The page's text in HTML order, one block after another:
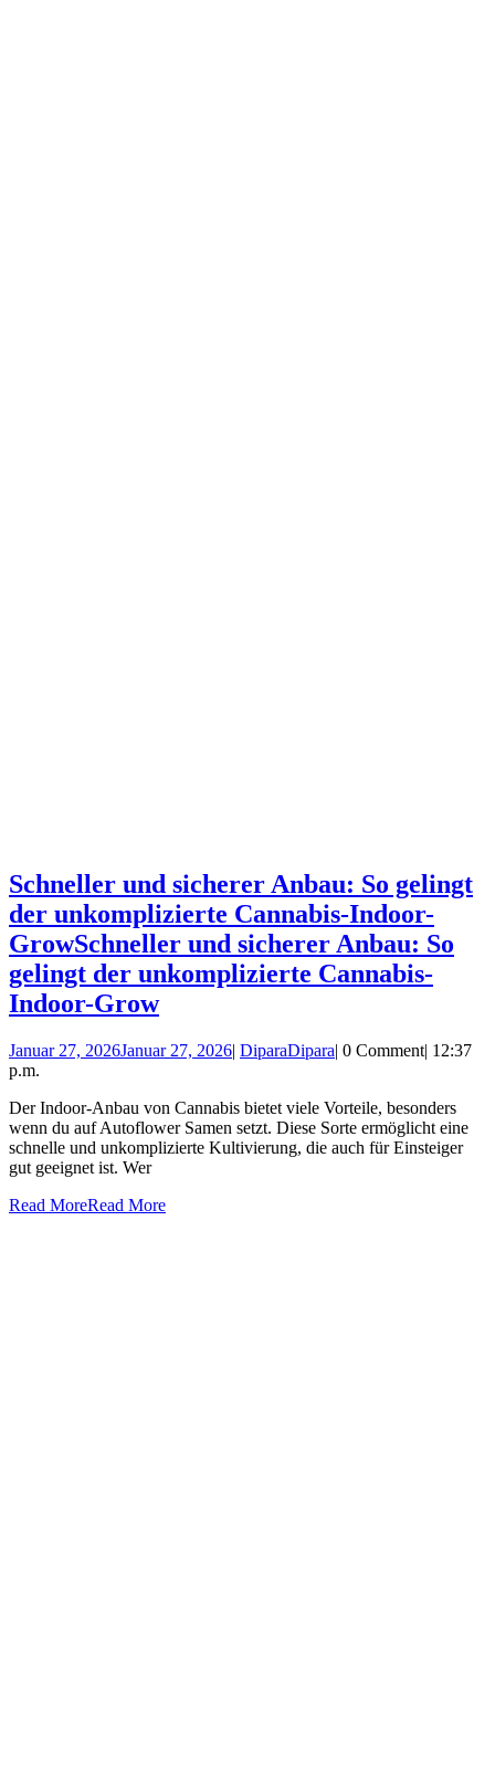
Schneller und sicherer Anbau: So gelingt
der unkomplizierte Cannabis-Indoor-
GrowSchneller und sicherer Anbau: So
gelingt der unkomplizierte Cannabis-
Indoor-Grow
Januar 27, 2026Januar 27, 2026| DiparaDipara| 0 Comment| 12:37
p.m.
Der Indoor-Anbau von Cannabis bietet viele Vorteile, besonders
wenn du auf Autoflower Samen setzt. Diese Sorte ermöglicht eine
schnelle und unkomplizierte Kultivierung, die auch für Einsteiger
gut geeignet ist. Wer
Read MoreRead More